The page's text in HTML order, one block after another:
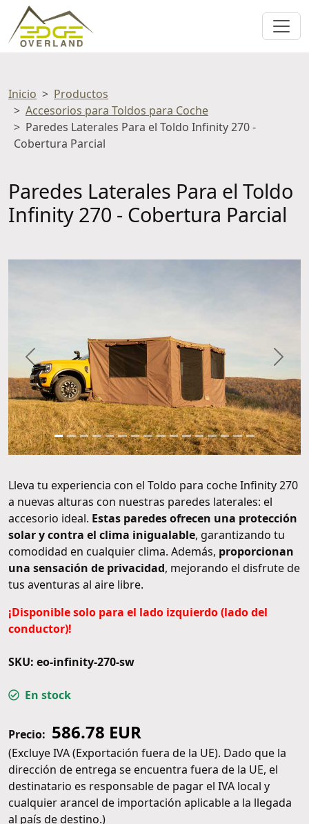
Inicio
Productos
Accesorios para Toldos para Coche
Paredes Laterales Para el Toldo Infinity 270 -
Cobertura Parcial
Paredes Laterales Para el Toldo
Infinity 270 - Cobertura Parcial
Anterior
Lleva tu experiencia con el Toldo para coche Infinity 270
a nuevas alturas con nuestras paredes laterales: el
accesorio ideal. Estas paredes ofrecen una protección
solar y contra el clima inigualable, garantizando tu
comodidad en cualquier clima. Además, proporcionan
una sensación de privacidad, mejorando el disfrute de
tus aventuras al aire libre.
¡Disponible solo para el lado izquierdo (lado del
conductor)!
SKU: eo-infinity-270-sw
En stock
Precio: 586.78 EUR
(Excluye IVA (Exportación fuera de la UE). Dado que la
dirección de entrega se encuentra fuera de la UE, el
destinatario es responsable de pagar el IVA local y
cualquier arancel de importación aplicable a la llegada
al país de destino.)